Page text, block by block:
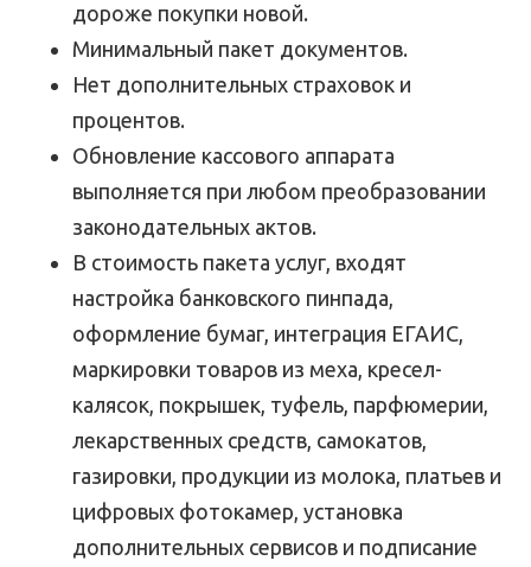
дороже покупки новой.
Минимальный пакет документов.
Нет дополнительных страховок и
процентов.
Обновление кассового аппарата
выполняется при любом преобразовании
законодательных актов.
В стоимость пакета услуг, входят
настройка банковского пинпада,
оформление бумаг, интеграция ЕГАИС,
маркировки товаров из меха, кресел-
калясок, покрышек, туфель, парфюмерии,
лекарственных средств, самокатов,
газировки, продукции из молока, платьев и
цифровых фотокамер, установка
дополнительных сервисов и подписание